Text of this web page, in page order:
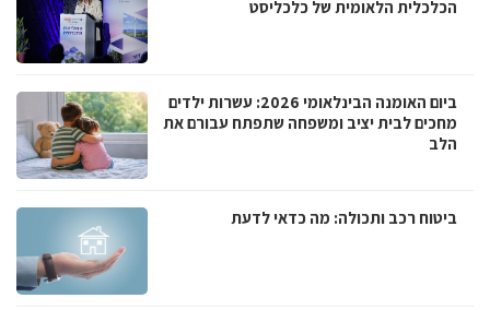
הכלכלית הלאומית של כלכליסט
ביום האומנה הבינלאומי 2026: עשרות ילדים
מחכים לבית יציב ומשפחה שתפתח עבורם את
הלב
ביטוח רכב ותכולה: מה כדאי לדעת